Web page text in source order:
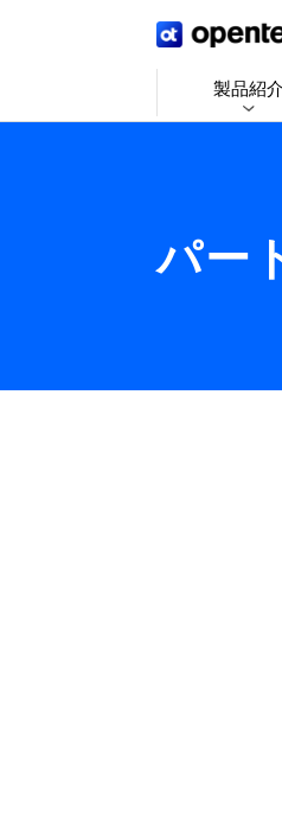
製品紹介
パー